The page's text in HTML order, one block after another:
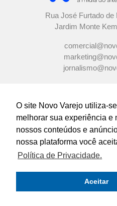
O site Novo Varejo utiliza-
melhorar sua experiência e
nossos conteúdos e
nossa plataforma você
Política de Privacidade.
Aceitar
Rua José Furtado de
Jardim Monte
CONFIRA AS
O principal canal de
indústrias e
empresários e
componentes